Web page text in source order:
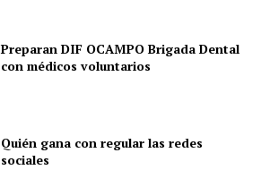
Preparan DIF OCAMPO Brigada Dental
con médicos voluntarios
Quién gana con regular las redes
sociales